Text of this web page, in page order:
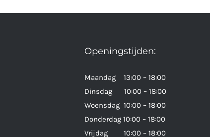
Openingstijden:
Maandag 13:00 – 18:00
Dinsdag 10:00 – 18:00
Woensdag 10:00 – 18:00
Donderdag 10:00 – 18:00
Vrijdag 10:00 – 18:00